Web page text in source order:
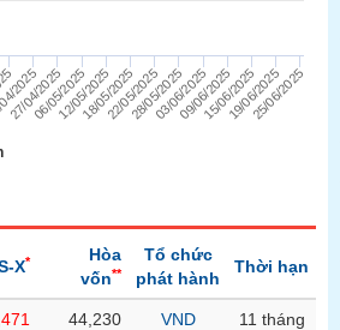
2025
27/04/2025
06/05/2025
12/05/2025
18/05/2025
22/05/2025
28/05/2025
03/06/2025
09/06/2025
15/06/2025
19/06/2025
25/06/2025
X*
Hòa
vốn**
Tổ chức
phát hành
Thời hạn
44,230 VND 11 tháng